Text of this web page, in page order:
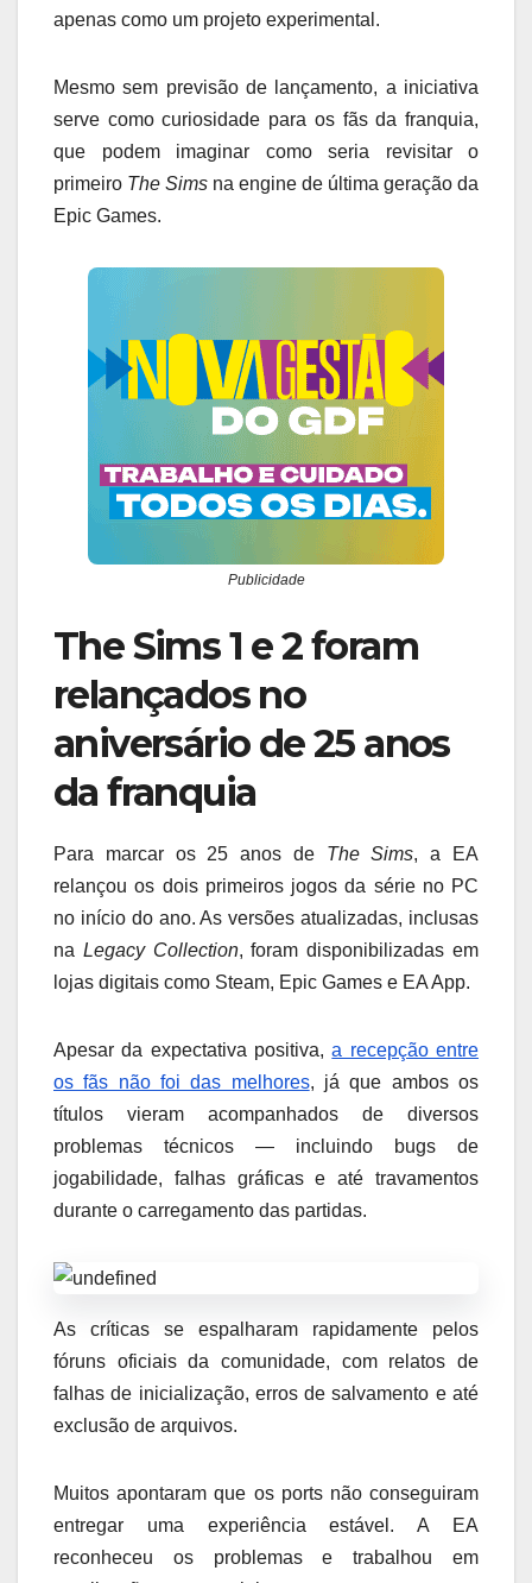
apenas como um projeto experimental.
Mesmo sem previsão de lançamento, a iniciativa
serve como curiosidade para os fãs da franquia,
que podem imaginar como seria revisitar o
primeiro The Sims na engine de última geração da
Epic Games.
Publicidade
The Sims 1 e 2 foram
relançados no
aniversário de 25 anos
da franquia
Para marcar os 25 anos de The Sims, a EA
relançou os dois primeiros jogos da série no PC
no início do ano. As versões atualizadas, inclusas
na Legacy Collection, foram disponibilizadas em
lojas digitais como Steam, Epic Games e EA App.
Apesar da expectativa positiva,a recepção entre
os fãs não foi das melhores, já que ambos os
títulos vieram acompanhados de diversos
problemas técnicos — incluindo bugs de
jogabilidade, falhas gráficas e até travamentos
durante o carregamento das partidas.
As críticas se espalharam rapidamente pelos
fóruns oficiais da comunidade, com relatos de
falhas de inicialização, erros de salvamento e até
exclusão de arquivos.
Muitos apontaram que os ports não conseguiram
entregar uma experiência estável. A EA
reconheceu os problemas e trabalhou em